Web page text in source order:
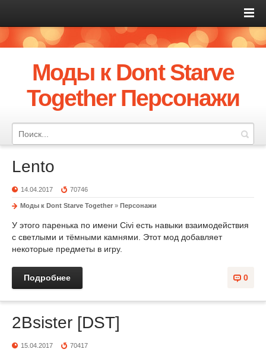
Моды к Dont Starve
Together Персонажи
Lento
14.04.2017 70746
Моды к Dont Starve Together » Персонажи
У этого паренька по имени Civi есть навыки взаимодействия
с светлыми и тёмными камнями. Этот мод добавляет
некоторые предметы в игру.
0
Подробнее
2Bsister [DST]
15.04.2017 70417